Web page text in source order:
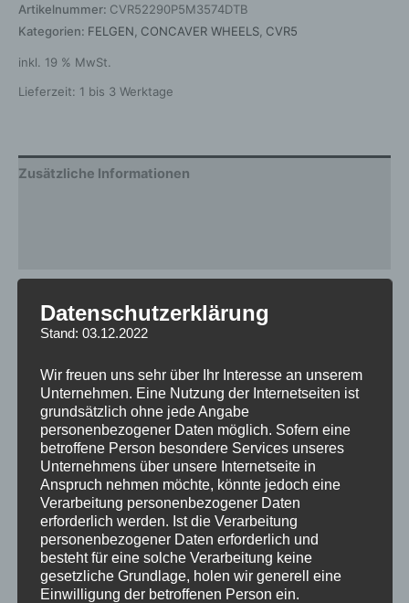
Artikelnummer: CVR52290P5M3574DTB
Kategorien: FELGEN CONCAVER WHEELS CVR5
inkl. 19 % MwSt.
Lieferzeit: 1 bis 3 Werktage
Zusätzliche Informationen
Breite
Design CVR5
Durchmesser 22
ET 35
Fertigung Flow Forming
Hersteller CONCAVER WHEELS
Lochkreis 5×108
Hinweis
Datenschutzerklärung
Stand: 03.12.2022
Wir freuen uns sehr über Ihr Interesse an unserem
Unternehmen. Eine Nutzung der Internetseiten ist
grundsätzlich ohne jede Angabe
personenbezogener Daten möglich. Sofern eine
betroffene Person besondere Services unseres
Unternehmens über unsere Internetseite in
Anspruch nehmen möchte, könnte jedoch eine
Verarbeitung personenbezogener Daten
erforderlich werden. Ist die Verarbeitung
personenbezogener Daten erforderlich und
besteht für eine solche Verarbeitung keine
gesetzliche Grundlage, holen wir generell eine
Einwilligung der betroffenen Person ein.